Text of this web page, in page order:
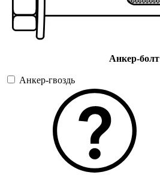
Анкер-болт
Анкер-гвоздь